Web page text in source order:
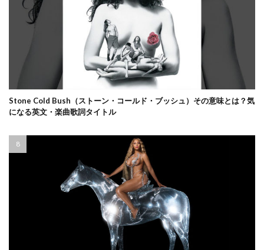
Stone Cold Bush（ストーン・コールド・ブッシュ）その意味とは？気
になる英文・楽曲歌詞タイトル